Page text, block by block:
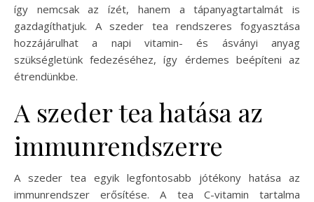
így nemcsak az ízét, hanem a tápanyagtartalmát is
gazdagíthatjuk. A szeder tea rendszeres fogyasztása
hozzájárulhat a napi vitamin- és ásványi anyag
szükségletünk fedezéséhez, így érdemes beépíteni az
étrendünkbe.
A szeder tea hatása az
immunrendszerre
A szeder tea egyik legfontosabb jótékony hatása az
immunrendszer erősítése. A tea C-vitamin tartalma